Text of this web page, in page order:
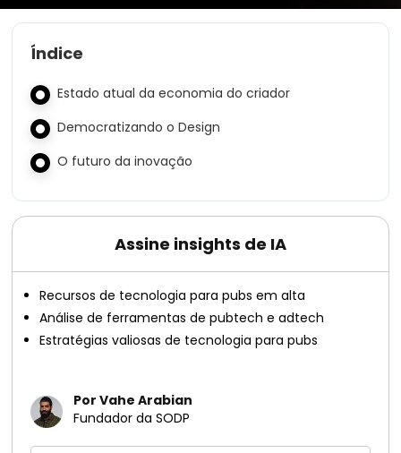
Índice
Estado atual da economia do criador
Democratizando o Design
O futuro da inovação
Assine insights de IA
Recursos de tecnologia para pubs em alta
Análise de ferramentas de pubtech e adtech
Estratégias valiosas de tecnologia para pubs
Por Vahe Arabian
Fundador da SODP